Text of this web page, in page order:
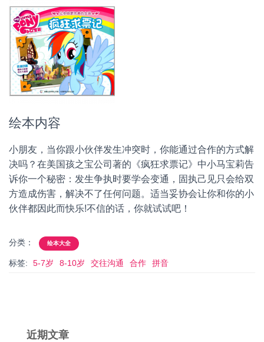
绘本内容
小朋友，当你跟小伙伴发生冲突时，你能通过合作的方式解
决吗？在美国孩之宝公司著的《疯狂求票记》中小马宝莉告
诉你一个秘密：发生争执时要学会变通，固执己见只会给双
方造成伤害，解决不了任何问题。适当妥协会让你和你的小
伙伴都因此而快乐!不信的话，你就试试吧！
分类： 绘本大全
标签: 5-7岁 8-10岁 交往沟通 合作 拼音
近期文章